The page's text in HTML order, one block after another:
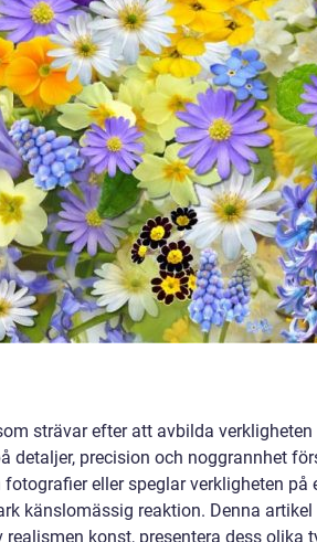
strävar efter att avbilda
detaljer, precision och noggrannhet
eller speglar verkligheten
känslomässig reaktion. Denna
konst, presentera dess olika